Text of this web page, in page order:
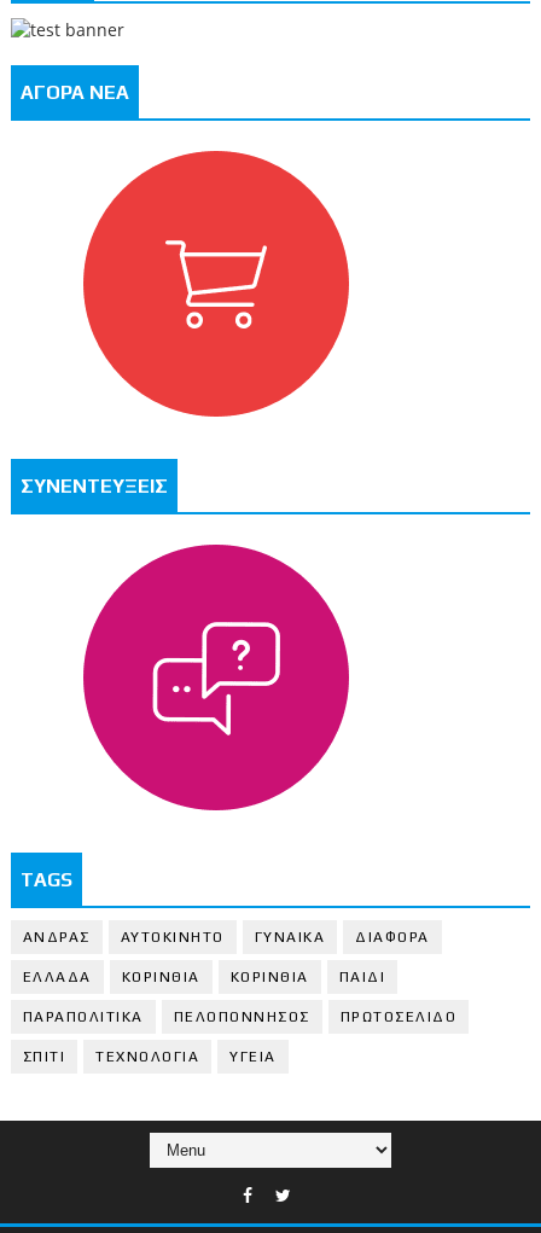
ΑΓΟΡΑ ΝΕΑ
ΣΥΝΕΝΤΕΥΞΕΙΣ
TAGS
ΑΝΔΡΑΣ ΑΥΤΟΚΙΝΗΤΟ ΓΥΝΑΙΚΑ ΔΙΑΦΟΡΑ
ΕΛΛΑΔΑ ΚΟΡΙΝΘΙΑ ΚΟΡΙΝΘΙA ΠΑΙΔΙ
ΠΑΡΑΠΟΛΙΤΙΚΑ ΠΕΛΟΠΟΝΝΗΣΟΣ ΠΡΩΤΟΣΕΛΙΔΟ
ΣΠΙΤΙ ΤΕΧΝΟΛΟΓΙΑ ΥΓΕΙΑ